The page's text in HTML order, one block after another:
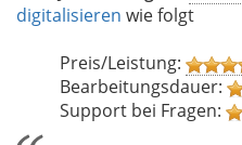
digitalisieren wie folgt
Preis/Leistung:
Bearbeitungsdauer:
Support bei Fragen: